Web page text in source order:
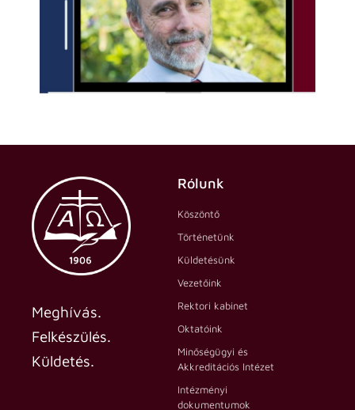
Meghívás.
Felkészülés.
Küldetés.
Rólunk
Köszöntő
Történetünk
Küldetésünk
Vezetőink
Rektori kabinet
Oktatóink
Minőségügyi és
Akkreditációs Intézet
Intézményi
dokumentumok